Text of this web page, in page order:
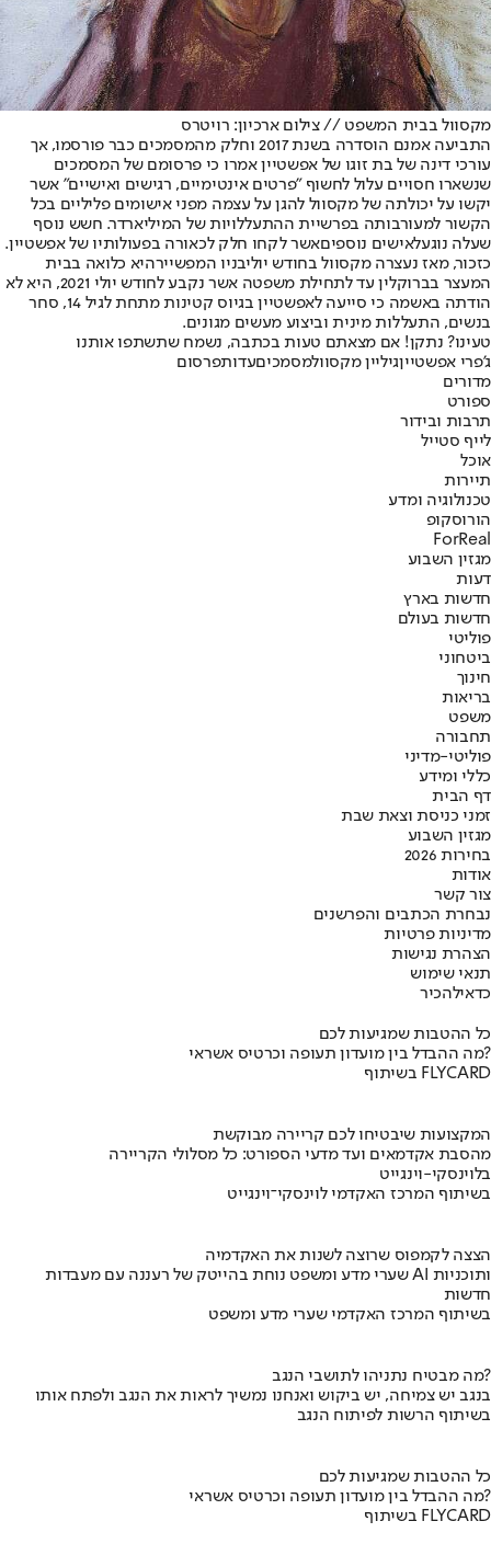
מקסוול בבית המשפט // צילום ארכיון: רויטרס
התביעה אמנם הוסדרה בשנת 2017 וחלק מהמסמכים כבר פורסמו, אך
עורכי דינה של בת זוגו של אפשטיין אמרו כי פרסומם של המסמכים
שנשארו חסויים עלול לחשוף "פרטים אינטימיים, רגישים ואישיים" אשר
יקשו על יכולתה של מקסוול להגן על עצמה מפני אישומים פליליים בכל
הקשור למעורבותה בפרשיית ההתעללויות של המיליארדר. חשש נוסף
שעלה נוגעלאישים נוספיםאשר לקחו חלק לכאורה בפעולותיו של אפשטיין.
כזכור, מאז נעצרה מקסוול בחודש יוליבניו המפשיירהיא כלואה בבית
המעצר בברוקלין עד לתחילת משפטה אשר נקבע לחודש יולי 2021, היא לא
הודתה באשמה כי סייעה לאפשטיין בגיוס קטינות מתחת לגיל 14, סחר
בנשים, התעללות מינית וביצוע מעשים מגונים.
טעינו? נתקן! אם מצאתם טעות בכתבה, נשמח שתשתפו אותנו
ג'פרי אפשטייןגיליין מקסוולמסמכיםעדותפרסום
מדורים
ספורט
תרבות ובידור
לייף סטייל
אוכל
תיירות
טכנולוגיה ומדע
הורוסקופ
ForReal
מגזין השבוע
דעות
חדשות בארץ
חדשות בעולם
פוליטי
ביטחוני
חינוך
בריאות
משפט
תחבורה
פוליטי-מדיני
כללי ומידע
דף הבית
זמני כניסת וצאת שבת
מגזין השבוע
בחירות 2026
אודות
צור קשר
נבחרת הכתבים והפרשנים
מדיניות פרטיות
הצהרת נגישות
תנאי שימוש
כדאילהכיר
כל ההטבות שמגיעות לכם
מה ההבדל בין מועדון תעופה וכרטיס אשראי?
בשיתוף FLYCARD
המקצועות שיבטיחו לכם קריירה מבוקשת
מהסבת אקדמאים ועד מדעי הספורט: כל מסלולי הקריירה
בלוינסקי-וינגייט
בשיתוף המרכז האקדמי לוינסקי־וינגייט
הצצה לקמפוס שרוצה לשנות את האקדמיה
שערי מדע ומשפט נוחת בהייטק של רעננה עם מעבדות AI ותוכניות
חדשות
בשיתוף המרכז האקדמי שערי מדע ומשפט
מה מבטיח נתניהו לתושבי הנגב?
בנגב יש צמיחה, יש ביקוש ואנחנו נמשיך לראות את הנגב ולפתח אותו
בשיתוף הרשות לפיתוח הנגב
כל ההטבות שמגיעות לכם
מה ההבדל בין מועדון תעופה וכרטיס אשראי?
בשיתוף FLYCARD